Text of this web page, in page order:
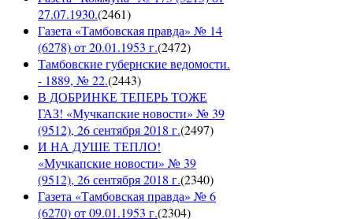
27.07.1930.(2461)
Газета «Тамбовская правда» № 14
(6278) от 20.01.1953 г.(2472)
Тамбовские губернские ведомости.
- 1889, № 22.(2443)
В ДОБРИНКЕ ТЕПЕРЬ ТОЖЕ
ГАЗ! «Мучкапские новости» № 39
(9512), 26 сентября 2018 г.(2497)
И НА ДУШЕ ТЕПЛО!
«Мучкапские новости» № 39
(9512), 26 сентября 2018 г.(2340)
Газета «Тамбовская правда» № 6
(6270) от 09.01.1953 г.(2304)